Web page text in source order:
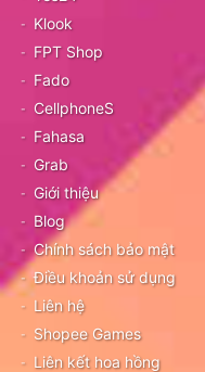
Klook
FPT Shop
Fado
CellphoneS
Fahasa
Grab
Giới thiệu
Blog
Chính sách bảo mật
Điều khoản sử dụng
Liên hệ
Shopee Games
Liên kết hoa hồng